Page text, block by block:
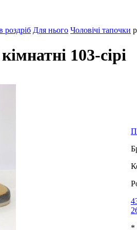
роздріб Для нього Чоловічі тапочки
103-сірі
*